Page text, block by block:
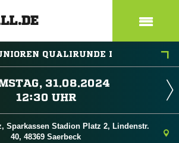
QUALIRUNDE I

 
Sparkassen Stadion Platz 2, Lindenstr.
40, 48369 Saerbeck